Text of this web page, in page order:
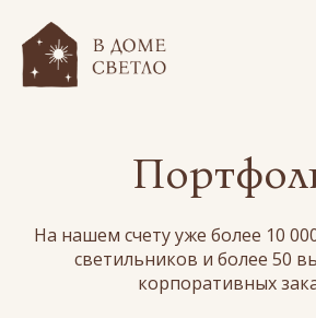
На нашем счету уже более 10
светильников и более 50
корпоративных